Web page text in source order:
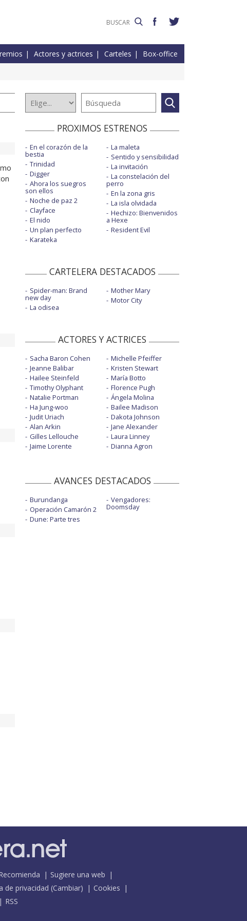
Actores y actrices Carteles Box-office
PROXIMOS ESTRENOS
En el corazón de la
bestia
Trinidad
Digger
Ahora los suegros
son ellos
Noche de paz 2
Clayface
El nido
Un plan perfecto
Karateka
La maleta
Sentido y sensibilidad
La invitación
La constelación del
perro
En la zona gris
La isla olvidada
Hechizo: Bienvenidos
a Hexe
Resident Evil
CARTELERA DESTACADOS
Spider-man: Brand
new day
La odisea
Mother Mary
Motor City
ACTORES Y ACTRICES
Sacha Baron Cohen
Jeanne Balibar
Hailee Steinfeld
Timothy Olyphant
Natalie Portman
Ha Jung-woo
Judit Uriach
Alan Arkin
Gilles Lellouche
Jaime Lorente
Michelle Pfeiffer
Kristen Stewart
María Botto
Florence Pugh
Ángela Molina
Bailee Madison
Dakota Johnson
Jane Alexander
Laura Linney
Dianna Agron
AVANCES DESTACADOS
Burundanga
Operación Camarón 2
Dune: Parte tres
Vengadores:
Doomsday
Sugiere una web
de privacidad (Cambiar)
Cookies
RSS